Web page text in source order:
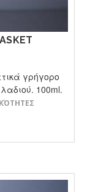
γρήγορο
100ml.